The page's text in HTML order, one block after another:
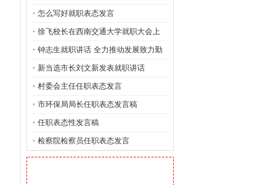
怎么写好就职表态发言
徐飞校长在西南交通大学就职大会上
的讲
钟志生就职讲话 全力推动发展致力勤
政廉
新当选市长刘文新发表就职讲话
村委会主任任职表态发言
市环保局局长任职表态发言稿
任职表态性发言稿
检察院检察员任职表态发言